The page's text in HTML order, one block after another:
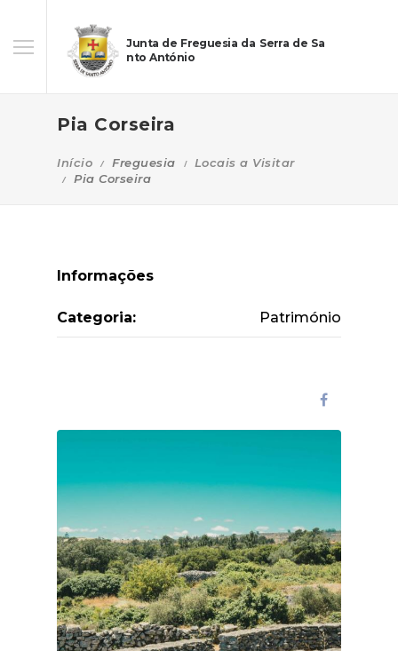
Junta de Freguesia da Serra de Sa
nto António
Pia Corseira
Início Freguesia
Locais a Visitar
Pia Corseira
Informações
Categoria: Património